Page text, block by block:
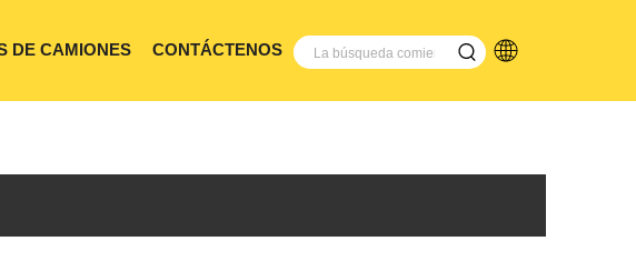
DE CAMIONES CONTÁCTENOS